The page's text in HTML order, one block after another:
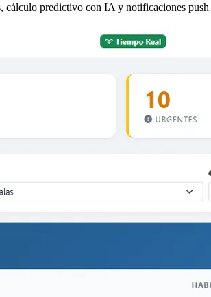
cálculo predictivo con IA y notificaciones